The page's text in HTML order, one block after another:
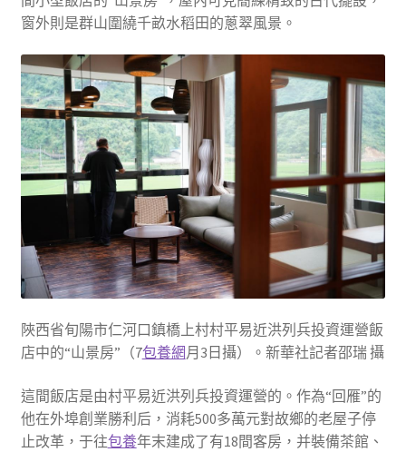
窗外則是群山圍繞千畝水稻田的蔥翠風景。
陜西省旬陽市仁河口鎮橋上村村平易近洪列兵投資運營飯
店中的“山景房”（7包養網月3日攝）。新華社記者邵瑞 攝
這間飯店是由村平易近洪列兵投資運營的。作為“回雁”的
他在外埠創業勝利后，消耗500多萬元對故鄉的老屋子停
止改革，于往包養年末建成了有18間客房，并裝備茶館、